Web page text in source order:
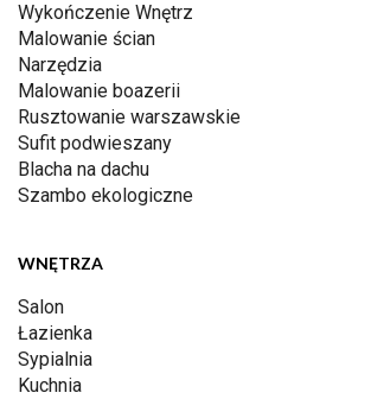
Wykończenie Wnętrz
Malowanie ścian
Narzędzia
Malowanie boazerii
Rusztowanie warszawskie
Sufit podwieszany
Blacha na dachu
Szambo ekologiczne
WNĘTRZA
Salon
Łazienka
Sypialnia
Kuchnia